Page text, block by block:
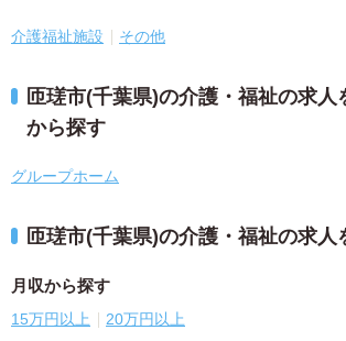
介護福祉施設 その他
匝瑳市(千葉県)の介護・福祉の求人
から探す
グループホーム
匝瑳市(千葉県)の介護・福祉の求人
月収から探す
15万円以上 20万円以上